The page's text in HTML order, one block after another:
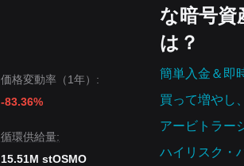
価格変動率（1年）:
-83.36%
循環供給量:
15.51M stOSMO
な暗号資
は？
簡単入金＆即
買って増やし
アービトラー
ハイリスク・